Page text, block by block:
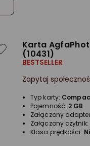
Karta
(10431)
BESTSELLER
Zapytaj
Typ karty:
Pojemność: 2 GB
Załączony
Załączony czytnik:
Klasa prędkości: